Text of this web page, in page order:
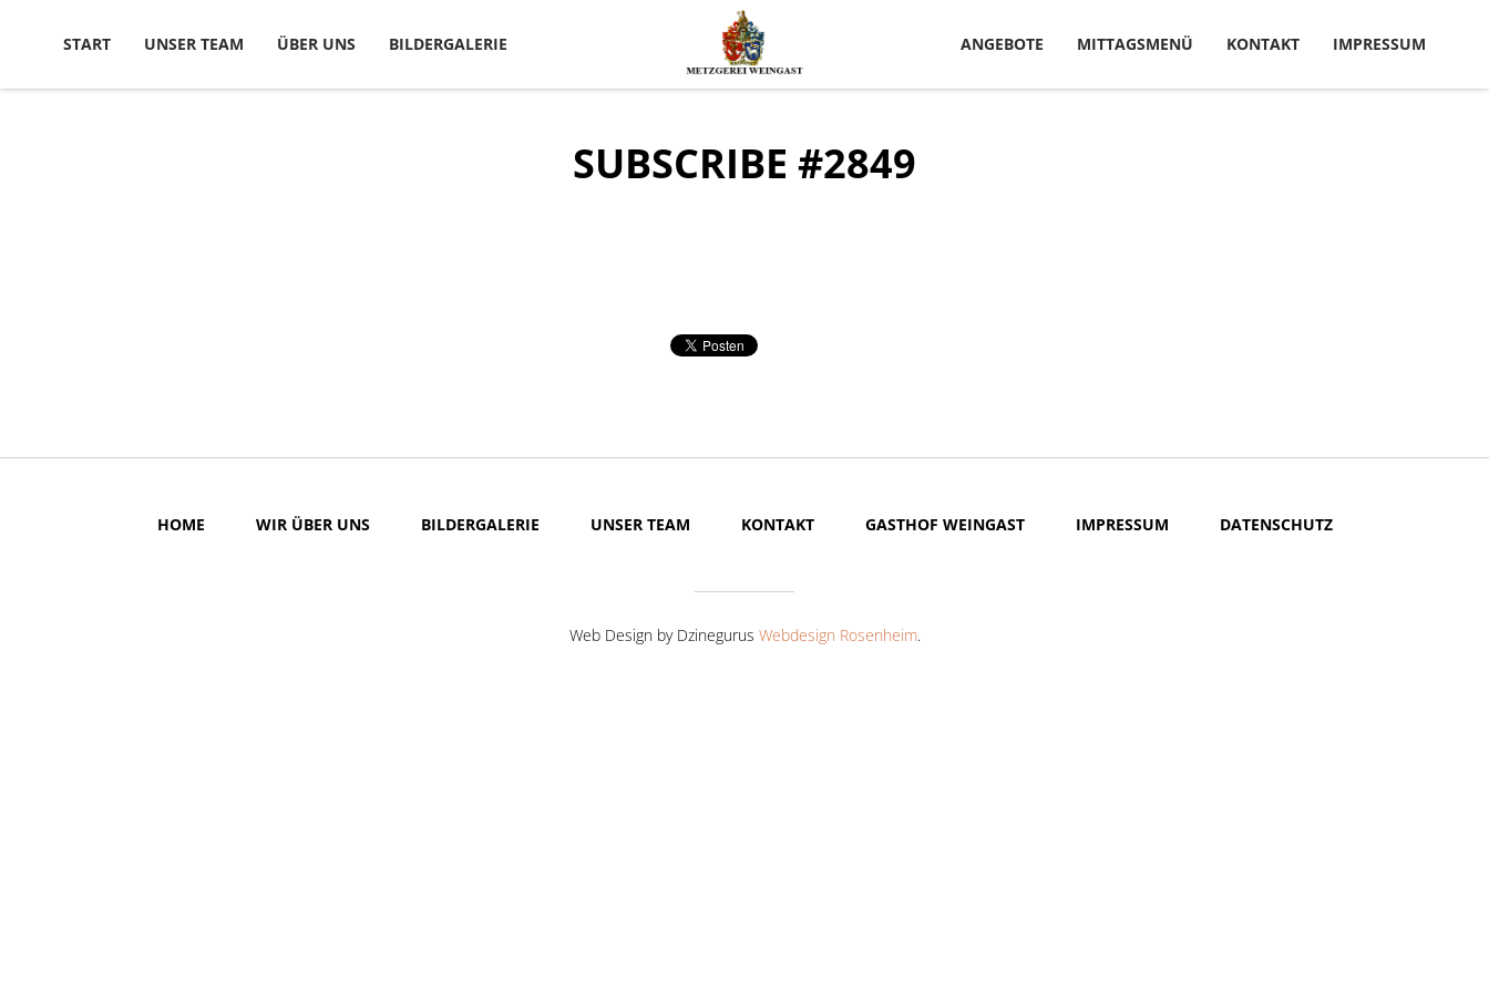
START UNSER TEAM ÜBER UNS BILDERGALERIE ANGEBOTE MITTAGSMENÜ KONTAKT IMPRESSUM
SUBSCRIBE #2849
HOME WIR ÜBER UNS BILDERGALERIE UNSER TEAM KONTAKT GASTHOF WEINGAST IMPRESSUM DATENSCHUTZ
Web Design by Dzinegurus Webdesign Rosenheim.